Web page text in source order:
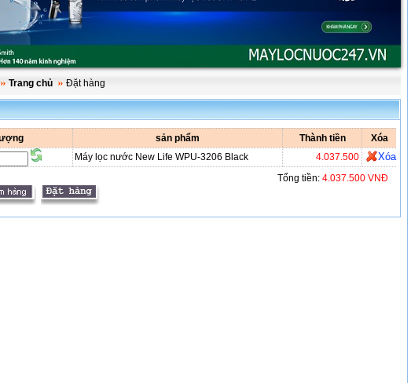
Trang chủ Đặt hàng
sản phẩm Thành tiền
Xóa
Máy lọc nước New Life WPU-3206 Black 4.037.500 Xóa
Tổng tiền: 4.037.500 VNĐ